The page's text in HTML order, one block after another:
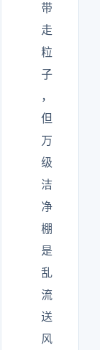
带
走
粒
子
，
但
万
级
洁
净
棚
是
乱
流
送
风